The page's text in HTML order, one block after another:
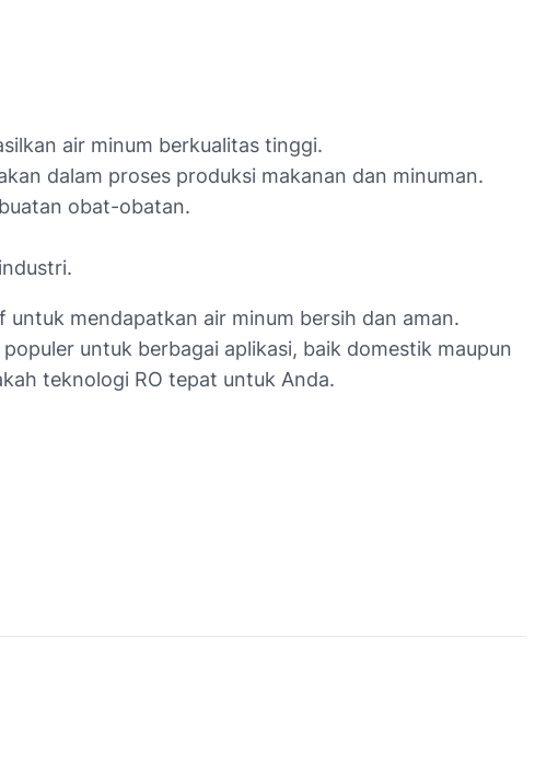
air minum berkualitas tinggi.
dalam proses produksi makanan dan minuman.
obat-obatan.
mendapatkan air minum bersih dan aman.
untuk berbagai aplikasi, baik domestik maupun
teknologi RO tepat untuk Anda.